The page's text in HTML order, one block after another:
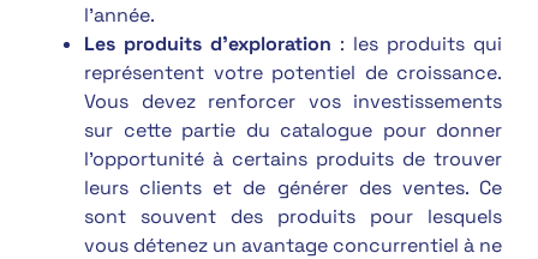
l’année.
Les produits d’exploration : les produits qui
représentent votre potentiel de croissance.
Vous devez renforcer vos investissements
sur cette partie du catalogue pour donner
l’opportunité à certains produits de trouver
leurs clients et de générer des ventes. Ce
sont souvent des produits pour lesquels
vous détenez un avantage concurrentiel à ne